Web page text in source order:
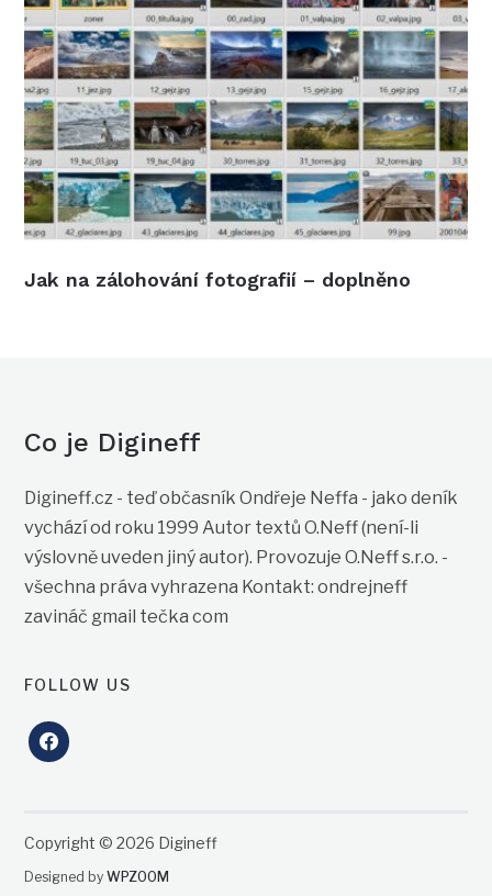
Jak na zálohování fotografií – doplněno
Co je Digineff
Digineff.cz - teď občasník Ondřeje Neffa - jako deník
vychází od roku 1999 Autor textů O.Neff (není-li
výslovně uveden jiný autor). Provozuje O.Neff s.r.o. -
všechna práva vyhrazena Kontakt: ondrejneff
zavináč gmail tečka com
FOLLOW US
facebook
Copyright © 2026 Digineff
Designed byWPZOOM